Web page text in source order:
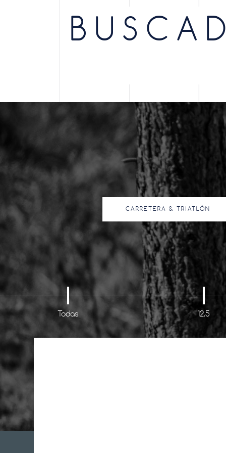
CARRETERA & TRIATLÓN
Todas 12.5